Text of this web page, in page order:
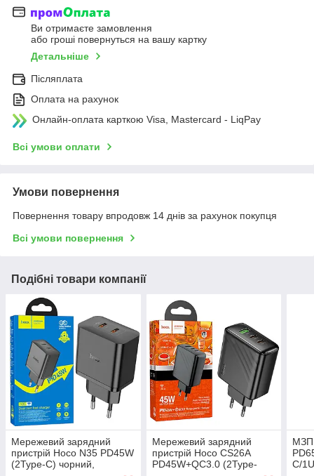
Ви отримаєте замовлення
або гроші повернуться на вашу картку
Детальніше
Післяплата
Оплата на рахунок
Онлайн-оплата карткою Visa, Mastercard - LiqPay
Всі умови оплати
Умови повернення
Повернення товару впродовж 14 днів за рахунок покупця
Всі умови повернення
Подібні товари компанії
Мережевий зарядний
пристрій Hoco N35 PD45W
(2Type-C) чорний,
Мережевий зарядний
пристрій Hoco CS26A
PD45W+QC3.0 (2Type-
МЗП
C/